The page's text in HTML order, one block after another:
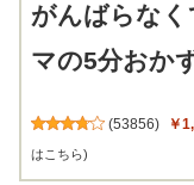
がんばらな
マの5分おか
(53856) ￥
はこちら)